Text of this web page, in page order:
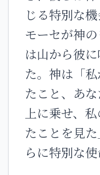
じる特別な
モーセが神
は山から彼
た。神は「
たこと、あ
上に乗せ、
たことを見
らに特別な使